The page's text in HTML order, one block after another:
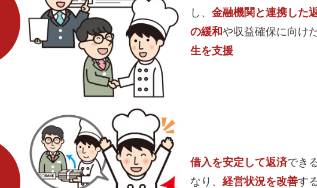
し、 金融機関と連携した
の緩和や収益確保に向け
生を支援
借入を安定して返済でき
なり、 経営状況を改善す